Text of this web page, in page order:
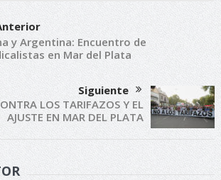
y Argentina: Encuentro de
en Mar del Plata
Siguiente
LOS TARIFAZOS Y EL
AJUSTE EN MAR DEL PLATA